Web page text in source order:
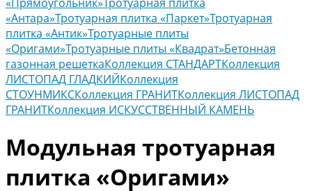
«Антара»Тротуарная плитка «Паркет»Тротуарная
плитка «Антик»Тротуарные плиты
«Оригами»Тротуарные плиты «Квадрат»Бетонная
газонная решеткаКоллекция СТАНДАРТКоллекция
ЛИСТОПАД ГЛАДКИЙКоллекция
СТОУНМИКСКоллекция ГРАНИТКоллекция ЛИСТОПАД
ГРАНИТКоллекция ИСКУССТВЕННЫЙ КАМЕНЬ
Модульная тротуарная
плитка «Оригами»